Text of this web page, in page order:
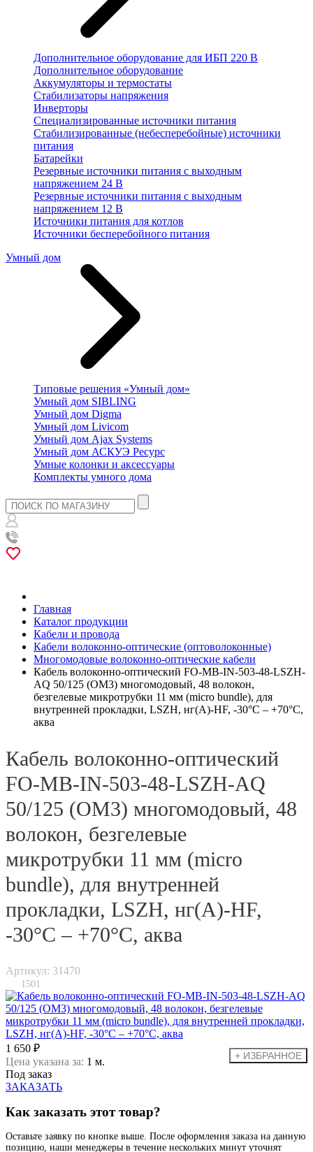
Дополнительное оборудование для ИБП 220 В
Дополнительное оборудование
Аккумуляторы и термостаты
Стабилизаторы напряжения
Инверторы
Специализированные источники питания
Стабилизированные (небесперебойные) источники
питания
Батарейки
Резервные источники питания с выходным
напряжением 24 В
Резервные источники питания с выходным
напряжением 12 В
Источники питания для котлов
Источники бесперебойного питания
Умный дом
Типовые решения «Умный дом»
Умный дом SIBLING
Умный дом Digma
Умный дом Livicom
Умный дом Ajax Systems
Умный дом АСКУЭ Ресурс
Умные колонки и аксессуары
Комплекты умного дома
Главная
Каталог продукции
Кабели и провода
Кабели волоконно-оптические (оптоволоконные)
Многомодовые волоконно-оптические кабели
Кабель волоконно-оптический FO-MB-IN-503-48-LSZH-
AQ 50/125 (OM3) многомодовый, 48 волокон,
безгелевые микротрубки 11 мм (micro bundle), для
внутренней прокладки, LSZH, нг(А)-HF, -30°C – +70°C,
аква
Кабель волоконно-оптический
FO-MB-IN-503-48-LSZH-AQ
50/125 (OM3) многомодовый, 48
волокон, безгелевые
микротрубки 11 мм (micro
bundle), для внутренней
прокладки, LSZH, нг(А)-HF,
-30°C – +70°C, аква
Артикул: 31470
1501
1 650 ₽
Цена указана за: 1 м.
Под заказ
ЗАКАЗАТЬ
Как заказать этот товар?
Оставьте заявку по кнопке выше. После оформления заказа на данную
позицию, наши менеджеры в течение нескольких минут уточнят